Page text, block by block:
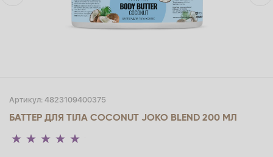
Артикул: 4823109400375
БАТТЕР ДЛЯ ТІЛА COCONUT JOKO BLEND 200 МЛ